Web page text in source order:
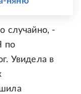
случайно, -
по
Увидела в